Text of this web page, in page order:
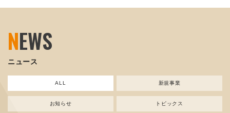
NEWS
ニュース
ALL 新規事業
お知らせ トピックス